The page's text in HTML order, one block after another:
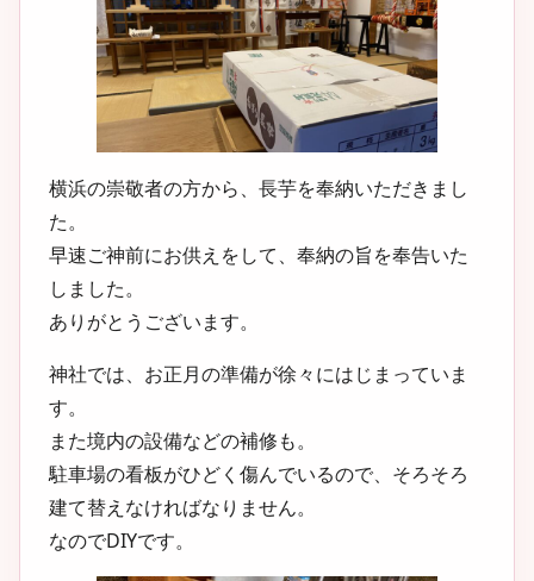
横浜の崇敬者の方から、長芋を奉納いただきまし
た。
早速ご神前にお供えをして、奉納の旨を奉告いた
しました。
ありがとうございます。
神社では、お正月の準備が徐々にはじまっていま
す。
また境内の設備などの補修も。
駐車場の看板がひどく傷んでいるので、そろそろ
建て替えなければなりません。
なのでDIYです。